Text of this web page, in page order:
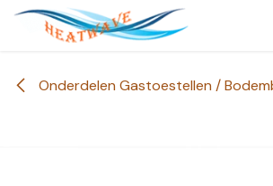
Overslaan naar inhoud
Onderdelen Gastoestellen /